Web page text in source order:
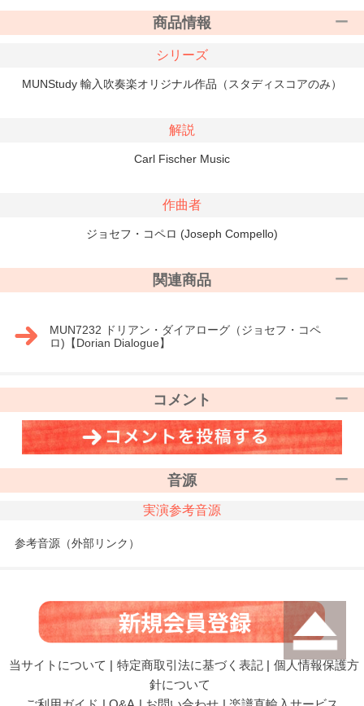
商品情報
シリーズ
MUNStudy 輸入吹奏楽オリジナル作品（スタディスコアのみ）
解説
Carl Fischer Music
作曲者
ジョセフ・コペロ (Joseph Compello)
関連商品
MUN7232 ドリアン・ダイアローグ（ジョセフ・コペ
ロ)【Dorian Dialogue】
コメント
音源
実演参考音源
参考音源（外部リンク）
当サイトについて | 特定商取引法に基づく表記 | 個人情報保護方
針について